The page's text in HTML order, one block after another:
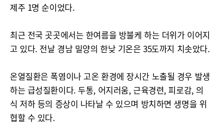
제주 1명 순이었다.
최근 전국 곳곳에서는 한여름을 방불케 하는 더위가 이어지
고 있다. 전날 경남 밀양의 한낮 기온은 35도까지 치솟았다.
온열질환은 폭염이나 고온 환경에 장시간 노출될 경우 발생
하는 급성질환이다. 두통, 어지러움, 근육경련, 피로감, 의
식 저하 등의 증상이 나타날 수 있으며 방치하면 생명을 위
협할 수 있다.